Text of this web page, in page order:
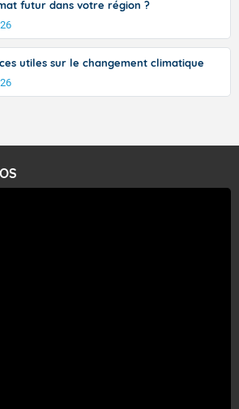
futur dans votre région ?
utiles sur le changement climatique